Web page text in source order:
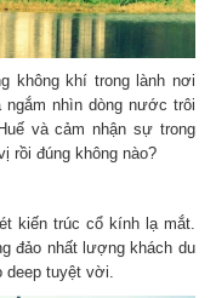
không khí trong lành nơi
nhìn dòng nước trôi
và cảm nhận sự trong
rồi đúng không nào?
kiến trúc cổ kính lạ mắt.
đảo nhất lượng khách du
tuyệt vời.